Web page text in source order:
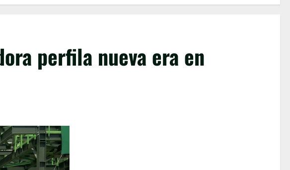
perfila nueva era en